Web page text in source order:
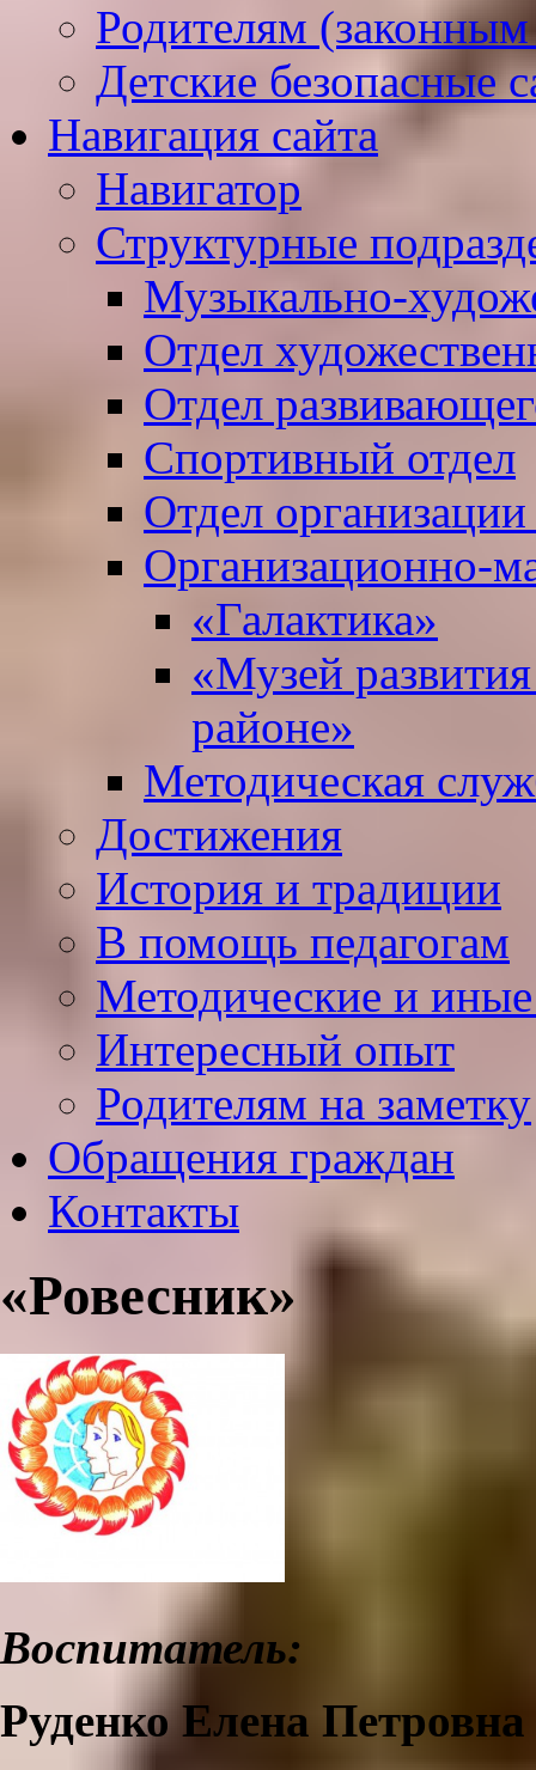
Родителям
Детские безопасные
Навигация сайта
Навигатор
Структурные
Музыкально-
Отдел
Отдел
Спортивный отдел
Отдел
Организационно-
«Галактика»
«Музей
районе»
Методическая
Достижения
История и традиции
В помощь педагогам
Методические и
Интересный опыт
Родителям на заметку
Обращения граждан
Контакты
«Ровесник»
Воспитатель:
Руденко Елена Петровна